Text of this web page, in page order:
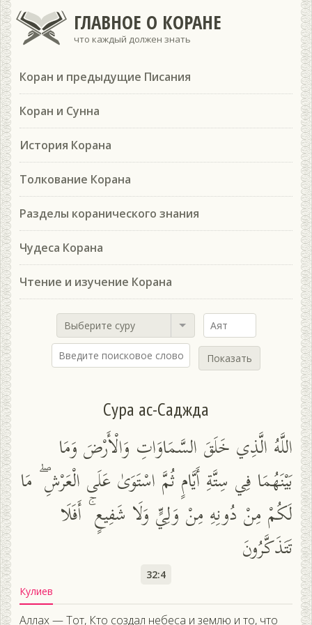
ГЛАВНОЕ О КОРАНЕ
что каждый должен знать
Коран и предыдущие Писания
Коран и Сунна
История Корана
Толкование Корана
Разделы коранического знания
Чудеса Корана
Чтение и изучение Корана
Выберите суру
Показать
Сура ас-Саджда
اللَّهُ الَّذِي خَلَقَ السَّمَاوَاتِ وَالْأَرْضَ وَمَا
بَيْنَهُمَا فِي سِتَّةِ أَيَّامٍ ثُمَّ اسْتَوَىٰ عَلَى الْعَرْشِ ۖ مَا
لَكُمْ مِنْ دُونِهِ مِنْ وَلِيٍّ وَلَا شَفِيعٍ ۚ أَفَلَا
تَتَذَكَّرُونَ
32:4
Кулиев
Аллах — Тот, Кто создал небеса и землю и то, что